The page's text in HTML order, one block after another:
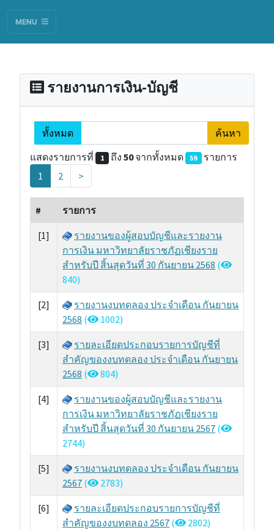
MENU
รายงานการเงิน-บัญชี
ทั้งหมด
ค้นหา
แสดงรายการที่
1 ถึง 50จากทั้งหมด 59
รายการ
1
c
r
)
2 >
# รายการ
[1]
รายงานของผู้สอบบัญชีและรายงาน
การเงิน มหาวิทยาลัยราชภัฏเชียงราย
สำหรับปี สิ้นสุดวันที่ 30 กันยายน 2568 (
840)
[2]
รายงานงบทดลอง ประจำเดือน กันยายน
2568 ( 1002)
[3]
รายละเอียดประกอบรายการบัญชีที่
สําคัญของงบทดลอง ประจําเดือน กันยายน
2568 ( 804)
[4]
รายงานของผู้สอบบัญชีและรายงาน
การเงิน มหาวิทยาลัยราชภัฏเชียงราย
สำหรับปี สิ้นสุดวันที่ 30 กันยายน 2567 (
2744)
[5]
รายงานงบทดลอง ประจำเดือน กันยายน
2567 ( 2783)
[6]
รายละเอียดประกอบรายการบัญชีที่
สําคัญของงบทดลอง 2567 ( 2802)